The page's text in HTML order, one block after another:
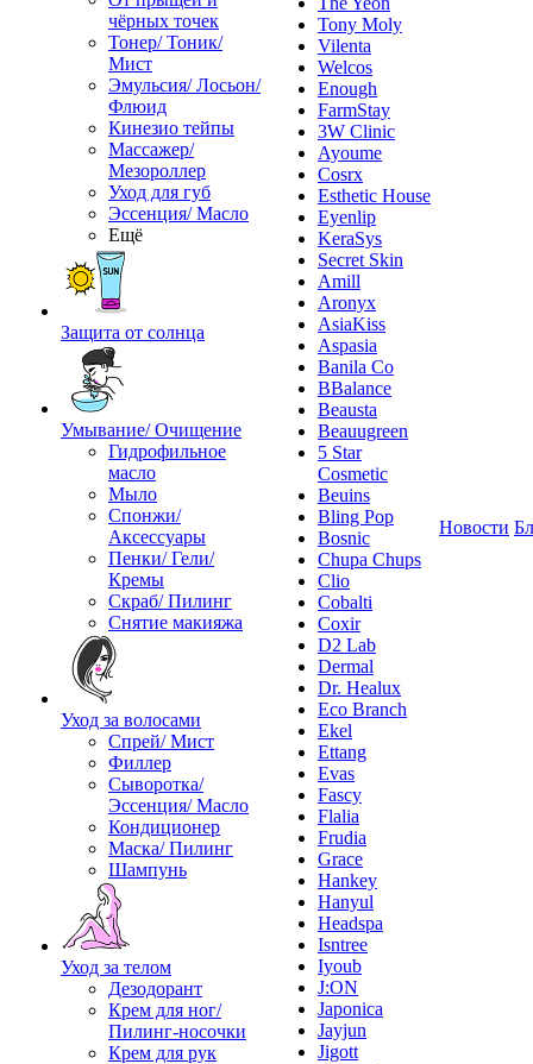
чёрных точек
Тонер/ Тоник/
Мист
Эмульсия/ Лосьон/
Флюид
Кинезио тейпы
Массажер/
Мезороллер
Уход для губ
Эссенция/ Масло
Ещё
Защита от солнца
Умывание/ Очищение
Гидрофильное
масло
Мыло
Спонжи/
Аксессуары
Пенки/ Гели/
Кремы
Скраб/ Пилинг
Снятие макияжа
Уход за волосами
Спрей/ Мист
Филлер
Сыворотка/
Эссенция/ Масло
Кондиционер
Маска/ Пилинг
Шампунь
Уход за телом
Дезодорант
Крем для ног/
Пилинг-носочки
Крем для рук
Tony Moly
Vilenta
Welcos
Enough
FarmStay
3W Clinic
Ayoume
Cosrx
Esthetic House
Eyenlip
KeraSys
Secret Skin
Amill
Aronyx
AsiaKiss
Aspasia
Banila Co
BBalance
Beausta
Beauugreen
5 Star
Cosmetic
Beuins
Bling Pop
Bosnic
Chupa Chups
Clio
Cobalti
Coxir
D2 Lab
Dermal
Dr. Healux
Eco Branch
Ekel
Ettang
Evas
Fascy
Flalia
Frudia
Grace
Hankey
Hanyul
Headspa
Isntree
Iyoub
J:ON
Japonica
Jayjun
Jigott
Новости